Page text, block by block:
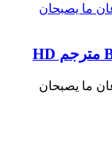
ما يصبحان
ما يصبحان